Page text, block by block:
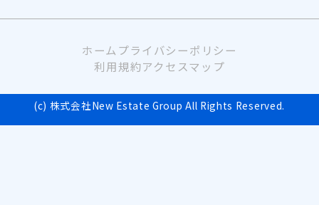
ホーム プライバシーポリシー
利用規約アクセスマップ
(c) 株式会社New Estate Group All Rights Reserved.